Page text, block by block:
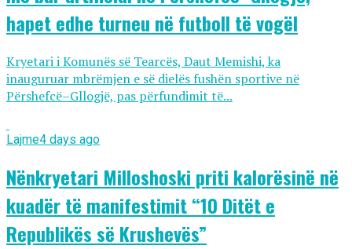
hapet edhe turneu në futboll të vogël
Kryetari i Komunës së Tearcës, Daut Memishi, ka
inauguruar mbrëmjen e së dielës fushën sportive në
Përshefcë–Gllogjë, pas përfundimit të...
Lajme4 days ago
Nënkryetari Milloshoski priti kalorësinë në
kuadër të manifestimit “10 Ditët e
Republikës së Krushevës”